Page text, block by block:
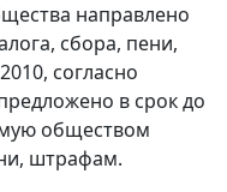
направлено
сбора, пени,
согласно
в срок до
обществом
штрафам.